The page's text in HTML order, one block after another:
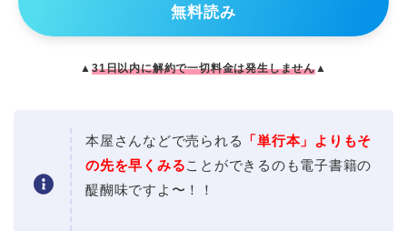
無料読み
▲ 31日以内に解約で一切料金は発生しません▲
本屋さんなどで売られる
「単行本」よりもそ
の先を早くみることができるのも電子書籍の
醍醐味ですよ〜！！